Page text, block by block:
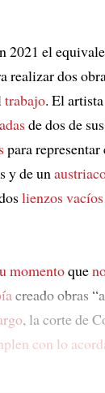
2021 el
realizar dos
trabajo. El
de dos de
para representar
y de un
lienzos vacíos
momentoque
creado obras
, la corte de
con lo